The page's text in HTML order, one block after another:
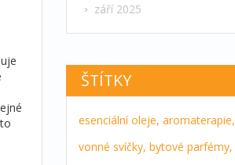
září 2025
ŠTÍTKY
esenciální oleje, aromaterapie,
vonné svíčky, bytové parfémy,